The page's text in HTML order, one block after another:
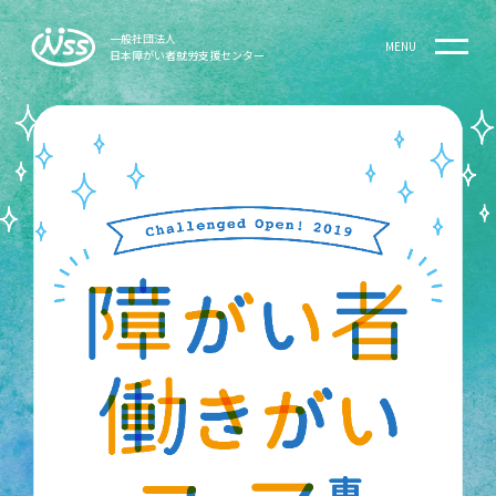
一般社団法人
日本障がい者就労支援センター
MENU